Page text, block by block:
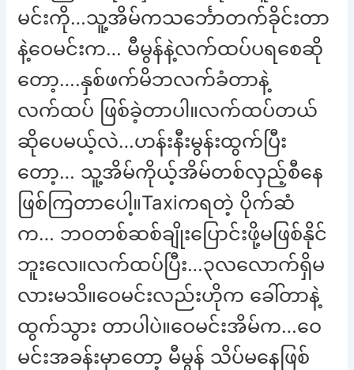
မင်းကို…သူ့အိမ်ကသင်္ဘောတက်ခိုင်းတာ
နဲ့ဝေမင်းက… မီမွန်နဲ့လက်ထပ်ပရစေဆို
တော့….နှစ်ဖက်မိဘလက်ခံတာနဲ့
လက်ထပ် ဖြစ်ခဲ့တာပါ။လက်ထပ်တယ်
ဆိုပေမယ့်လဲ…ဟန်းနီးမွန်းထွက်ပြီး
တော့… သူ့အိမ်ကိုယ့်အိမ်တစ်လှည့်စီနေ
ဖြစ်ကြတာပေါ့။Taxiကရတဲ့ ပိုက်ဆံ
က… ဘဝတစ်ဆစ်ချိုးပြောင်းဖို့မဖြစ်နိုင်
ဘူးလေ။လက်ထပ်ပြီး…၃လလောက်ရှိမ
လားမသိ။ဝေမင်းလည်းဟိုက ခေါ်တာနဲ့
ထွက်သွား တာပါပဲ။ဝေမင်းအိမ်က…ဝေ
မင်းအခန်းမှာတော့ မီမွန် သိပ်မနေဖြစ်